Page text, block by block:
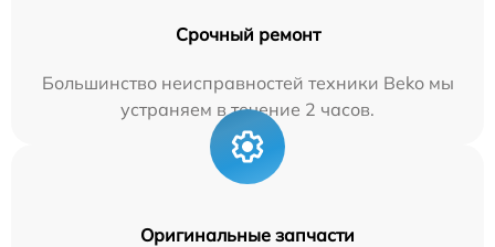
Срочный ремонт
Большинство неисправностей техники Beko мы
устраняем в течение 2 часов.
Оригинальные запчасти